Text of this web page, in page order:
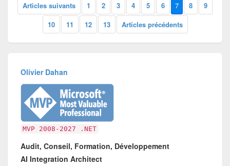
Articles suivants 1 2 3 4 5 6 7 8
9
10
11 12 13 Articles précédents
Olivier Dahan
MVP 2008-2027 .NET
Audit, Conseil, Formation, Développement
AI Integration Architect